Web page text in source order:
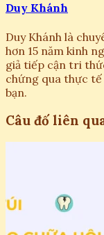
Duy Khánh
Duy Khánh là
hơn 15 năm kinh
giả tiếp cận tri
chứng qua thực
bạn.
Câu đố liên